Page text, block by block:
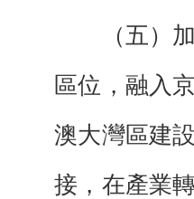
（五）加
區位，融入
澳大灣區建
接，在產業